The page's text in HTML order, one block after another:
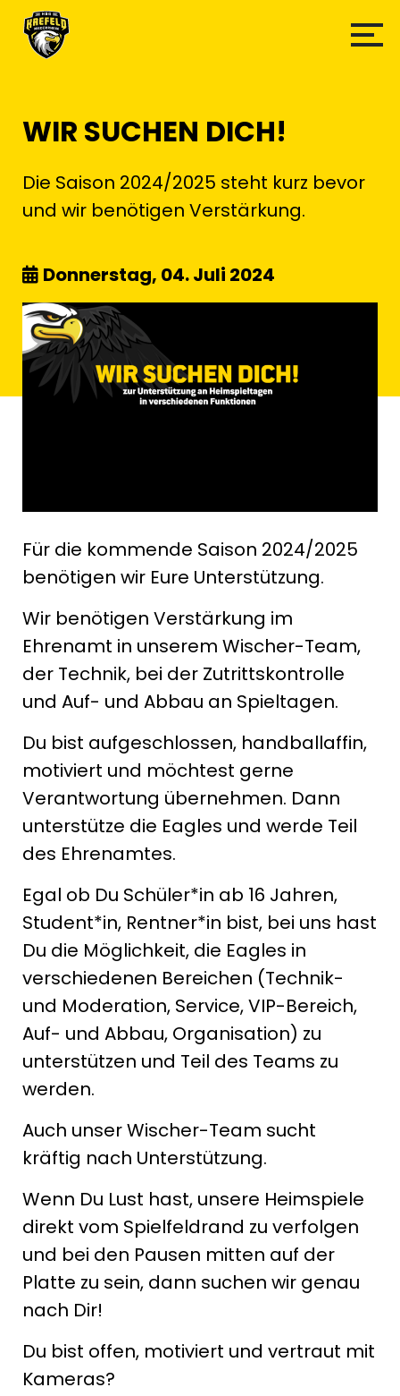
WIR SUCHEN DICH!
Die Saison 2024/2025 steht kurz bevor
und wir benötigen Verstärkung.
Donnerstag, 04. Juli 2024
Für die kommende Saison 2024/2025
benötigen wir Eure Unterstützung.
Wir benötigen Verstärkung im
Ehrenamt in unserem Wischer-Team,
der Technik, bei der Zutrittskontrolle
und Auf- und Abbau an Spieltagen.
Du bist aufgeschlossen, handballaffin,
motiviert und möchtest gerne
Verantwortung übernehmen. Dann
unterstütze die Eagles und werde Teil
des Ehrenamtes.
Egal ob Du Schüler*in ab 16 Jahren,
Student*in, Rentner*in bist, bei uns hast
Du die Möglichkeit, die Eagles in
verschiedenen Bereichen (Technik-
und Moderation, Service, VIP-Bereich,
Auf- und Abbau, Organisation) zu
unterstützen und Teil des Teams zu
werden.
Auch unser Wischer-Team sucht
kräftig nach Unterstützung.
Wenn Du Lust hast, unsere Heimspiele
direkt vom Spielfeldrand zu verfolgen
und bei den Pausen mitten auf der
Platte zu sein, dann suchen wir genau
nach Dir!
Du bist offen, motiviert und vertraut mit
Kameras?